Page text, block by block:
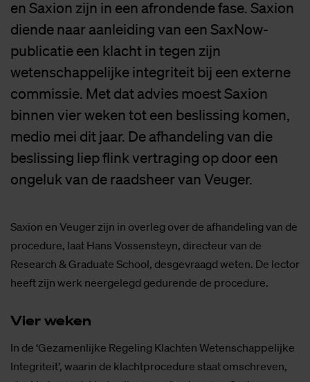
en Saxion zijn in een afrondende fase. Saxion
diende naar aanleiding van een SaxNow-
publicatie een klacht in tegen zijn
wetenschappelijke integriteit bij een externe
commissie. Met dat advies moest Saxion
binnen vier weken tot een beslissing komen,
medio mei dit jaar. De afhandeling van die
beslissing liep flink vertraging op door een
ongeluk van de raadsheer van Veuger.
Saxion en Veuger zijn in overleg over de afhandeling van de
procedure, laat Hans Vossensteyn, directeur van de
Research & Graduate School, desgevraagd weten. De lector
heeft zijn werk neergelegd gedurende de procedure.
Vier we­ken
In de ‘Gezamenlijke Regeling Klachten Wetenschappelijke
Integriteit’, waarin de klachtprocedure staat omschreven,